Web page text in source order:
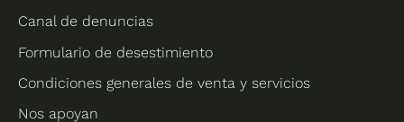
Canal de denuncias
Formulario de desestimiento
Condiciones generales de venta y servicios
Nos apoyan